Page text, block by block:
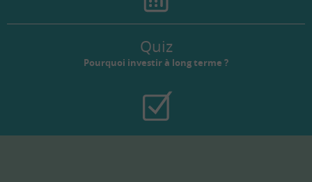
Quiz
Pourquoi investir à long terme ?